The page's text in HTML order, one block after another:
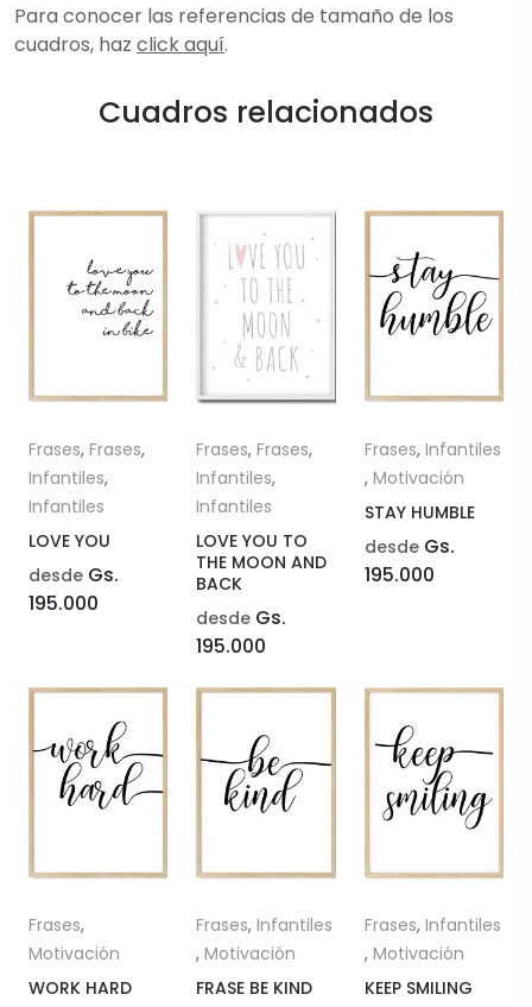
Para conocer las referencias de tamaño de los
cuadros, haz click aquí.
Cuadros relacionados
Frases, Frases,
Infantiles,
Infantiles
LOVE YOU
desde Gs.
195.000
Frases,Frases,
Infantiles,
Infantiles
LOVE YOU TO
THE MOON AND
BACK
desde Gs.
195.000
Frases, Infantiles
, Motivación
STAY HUMBLE
desdeGs.
195.000
Frases,
Motivación
WORK HARD
Frases,Infantiles
,Motivación
FRASE BE KIND
Frases, Infantiles
, Motivación
KEEP SMILING